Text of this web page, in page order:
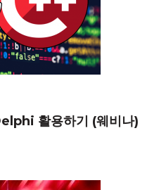
활용하기 (웨비나)